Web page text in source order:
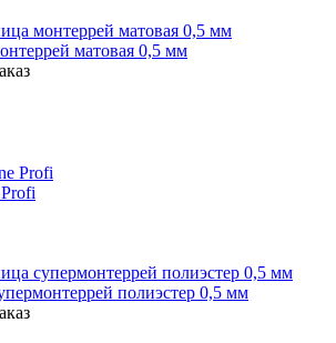
матовая 0,5 мм
полиэстер 0,5 мм